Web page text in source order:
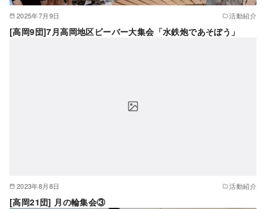
2025年7月9日 活動紹介
[高岡9団]7月高岡地区ビーバー大集会「水鉄炮であそぼう」
2023年8月8日 活動紹介
[高岡21団] 月の輪集会③